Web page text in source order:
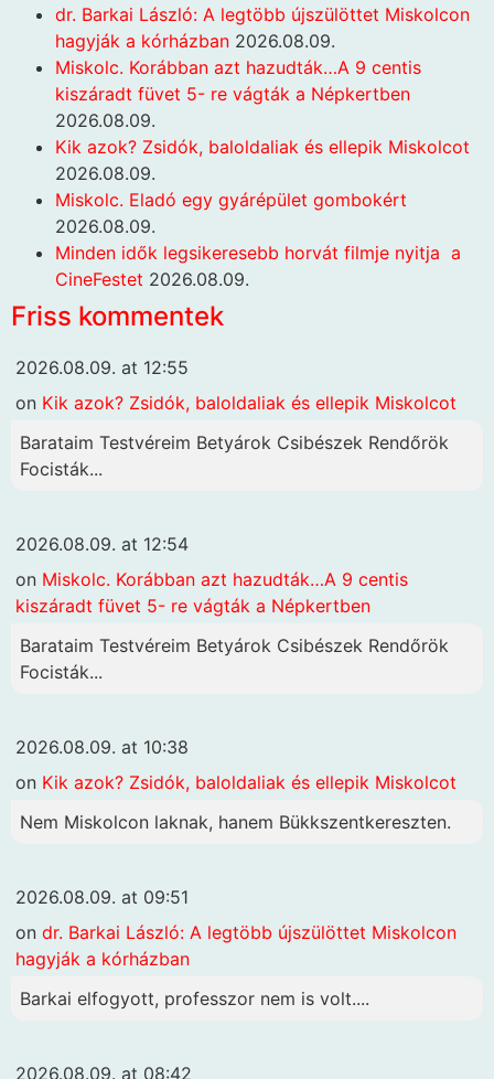
dr. Barkai László: A legtöbb újszülöttet Miskolcon
hagyják a kórházban 2026.08.09.
Miskolc. Korábban azt hazudták…A 9 centis
kiszáradt füvet 5- re vágták a Népkertben
2026.08.09.
Kik azok? Zsidók, baloldaliak és ellepik Miskolcot
2026.08.09.
Miskolc. Eladó egy gyárépület gombokért
2026.08.09.
Minden idők legsikeresebb horvát filmje nyitja a
CineFestet 2026.08.09.
Friss kommentek
2026.08.09. at 12:55
on Kik azok? Zsidók, baloldaliak és ellepik Miskolcot
Barataim Testvéreim Betyárok Csibészek Rendőrök
Focisták...
2026.08.09. at 12:54
on Miskolc. Korábban azt hazudták…A 9 centis
kiszáradt füvet 5- re vágták a Népkertben
Barataim Testvéreim Betyárok Csibészek Rendőrök
Focisták...
2026.08.09. at 10:38
on Kik azok? Zsidók, baloldaliak és ellepik Miskolcot
Nem Miskolcon laknak, hanem Bükkszentkereszten.
2026.08.09. at 09:51
on dr. Barkai László: A legtöbb újszülöttet Miskolcon
hagyják a kórházban
Barkai elfogyott, professzor nem is volt....
2026.08.09. at 08:42